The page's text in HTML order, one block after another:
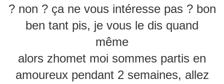
? non ? ça ne vous intéresse pas ? bon
ben tant pis, je vous le dis quand
même
alors zhomet moi sommes partis en
amoureux pendant 2 semaines, allez